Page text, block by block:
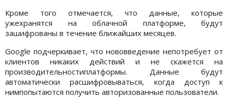
Кроме того отмечается, что данные, которые
ужехранятся на облачной платформе, будут
зашифрованы в течение ближайших месяцев.
Google подчеркивает, что нововведение непотребует от
клиентов никаких действий и не скажется на
производительностиплатформы. Данные будут
автоматически расшифровываться, когда доступ к
нимпопытаются получить авторизованные пользователи.